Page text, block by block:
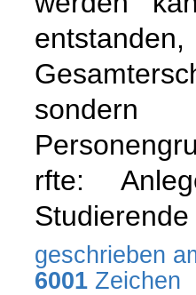
rfte:
geschrieben
6001 Zeichen